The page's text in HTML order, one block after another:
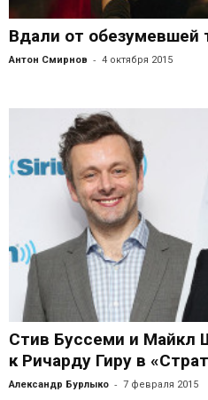
Вдали от обезумевшей
Антон Смирнов - 4 октября 2015
Стив Буссеми и Майкл
к Ричарду Гиру в
Александр Бурлыко - 7 февраля 2015